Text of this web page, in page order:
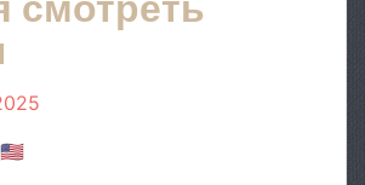
🇺🇸